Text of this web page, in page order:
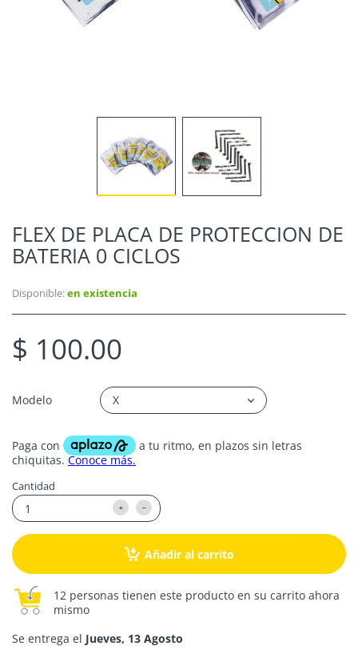
FLEX DE PLACA DE PROTECCION DE
BATERIA 0 CICLOS
Disponible:en existencia
$ 100.00
Modelo
Cantidad
Añadir al carrito
12 personas tienen este producto en su carrito ahora
mismo
Se entrega el Jueves, 13 Agosto